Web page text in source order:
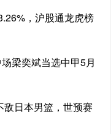
，沪股通龙虎榜
梁奕斌当选中甲5月
日本男篮，世预赛